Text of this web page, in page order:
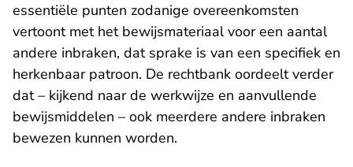
essentiële punten zodanige overeenkomsten
vertoont met het bewijsmateriaal voor een aantal
andere inbraken, dat sprake is van een specifiek en
herkenbaar patroon. De rechtbank oordeelt verder
dat – kijkend naar de werkwijze en aanvullende
bewijsmiddelen – ook meerdere andere inbraken
bewezen kunnen worden.